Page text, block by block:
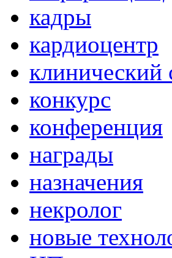
кадры
кардиоцентр
клинический
конкурс
конференция
награды
назначения
некролог
новые